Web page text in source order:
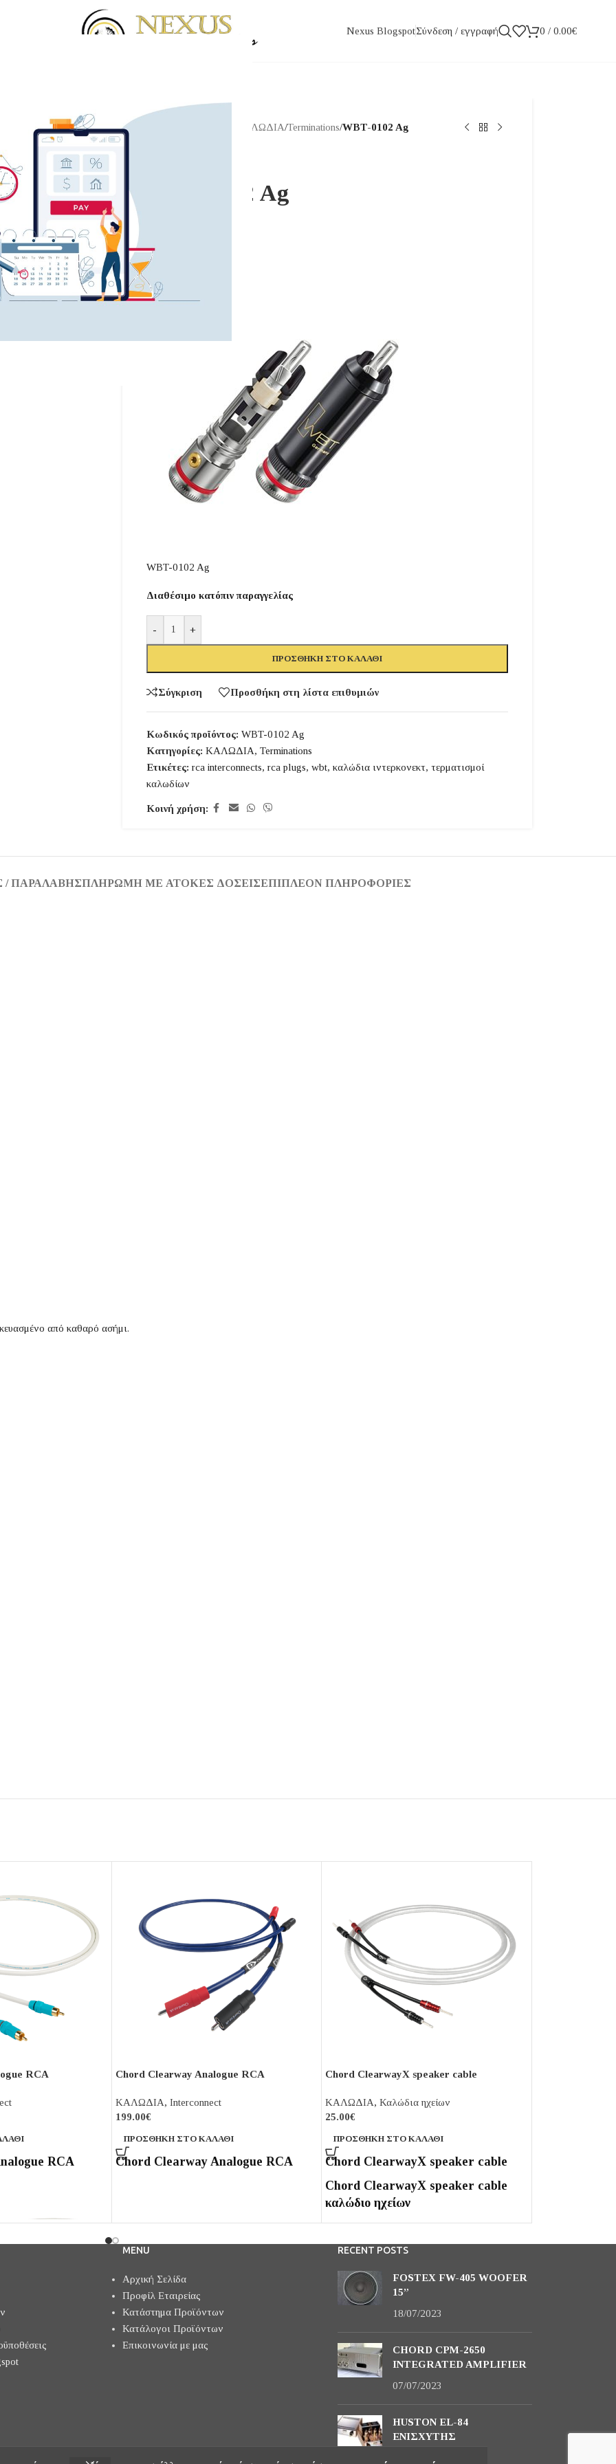
Nexus BlogspotΣύνδεση / εγγραφή 0 / 0.00€
ΚΑΛΩΔΙΑ/Terminations/WBT-0102 Ag
WBT-0102 Ag
WBT-0102 Ag
WBT-0102 Ag
Διαθέσιμο κατόπιν παραγγελίας
- +
ΠΡΟΣΘΉΚΗ ΣΤΟ ΚΑΛΆΘΙ
Σύγκριση Προσθήκη στη λίστα επιθυμιών
Κωδικός προϊόντος: WBT-0102 Ag
Κατηγορίες: ΚΑΛΩΔΙΑ, Terminations
Ετικέτες: rca interconnects, rca plugs, wbt, καλώδια ιντερκονεκτ, τερματισμοί
καλωδίων
Κοινή χρήση:
ΠΑΡΑΛΑΒΉΣΠΛΗΡΩΜΉ ΜΕ ΆΤΟΚΕΣ ΔΌΣΕΙΣΕΠΙΠΛΈΟΝ ΠΛΗΡΟΦΟΡΊΕΣ
από καθαρό ασήμι.
RCA
RCA
RCA
Chord Clearway Analogue RCA
ΚΑΛΩΔΙΑ, Interconnect
199.00€
ΠΡΟΣΘΉΚΗ ΣΤΟ ΚΑΛΆΘΙ
Chord Clearway Analogue RCA
Clearway Analogue RCA
Chord ClearwayX speaker cable
ΚΑΛΩΔΙΑ, Καλώδια ηχείων
25.00€
ΠΡΟΣΘΉΚΗ ΣΤΟ ΚΑΛΆΘΙ
Chord ClearwayX speaker cable
Chord ClearwayX speaker cable
καλώδιο ηχείων
MENU
Αρχική Σελίδα
Προφίλ Εταιρείας
Κατάστημα Προϊόντων
Κατάλογοι Προϊόντων
Επικοινωνία με μας
RECENT POSTS
FOSTEX FW-405 WOOFER
15”
18/07/2023
CHORD CPM-2650
INTEGRATED AMPLIFIER
07/07/2023
HUSTON EL-84
ΕΝΙΣΧΥΤΗΣ